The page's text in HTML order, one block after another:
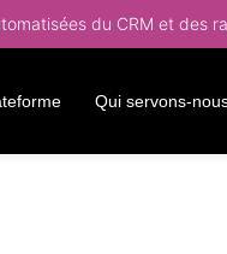
du CRM et des
Qui servons-